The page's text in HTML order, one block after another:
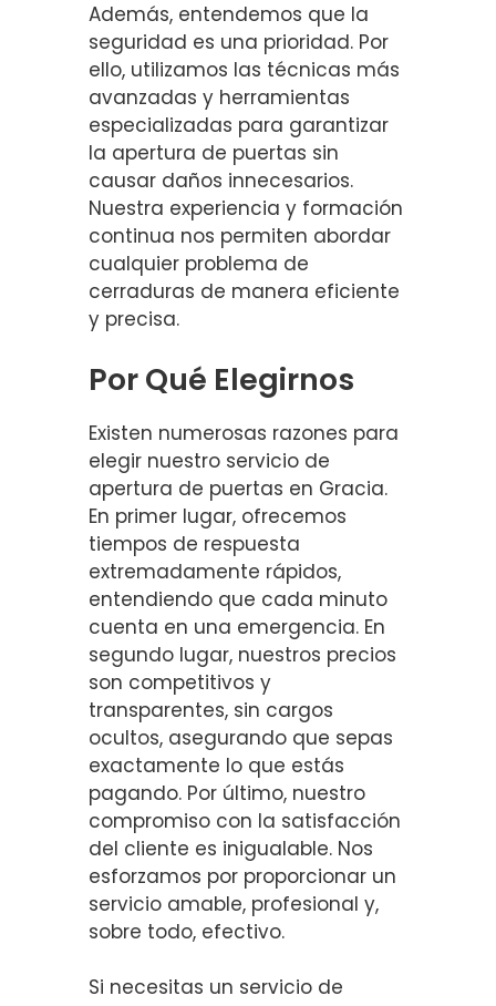
Además, entendemos que la
seguridad es una prioridad. Por
ello, utilizamos las técnicas más
avanzadas y herramientas
especializadas para garantizar
la apertura de puertas sin
causar daños innecesarios.
Nuestra experiencia y formación
continua nos permiten abordar
cualquier problema de
cerraduras de manera eficiente
y precisa.
Por Qué Elegirnos
Existen numerosas razones para
elegir nuestro servicio de
apertura de puertas en Gracia.
En primer lugar, ofrecemos
tiempos de respuesta
extremadamente rápidos,
entendiendo que cada minuto
cuenta en una emergencia. En
segundo lugar, nuestros precios
son competitivos y
transparentes, sin cargos
ocultos, asegurando que sepas
exactamente lo que estás
pagando. Por último, nuestro
compromiso con la satisfacción
del cliente es inigualable. Nos
esforzamos por proporcionar un
servicio amable, profesional y,
sobre todo, efectivo.
Si necesitas un servicio de